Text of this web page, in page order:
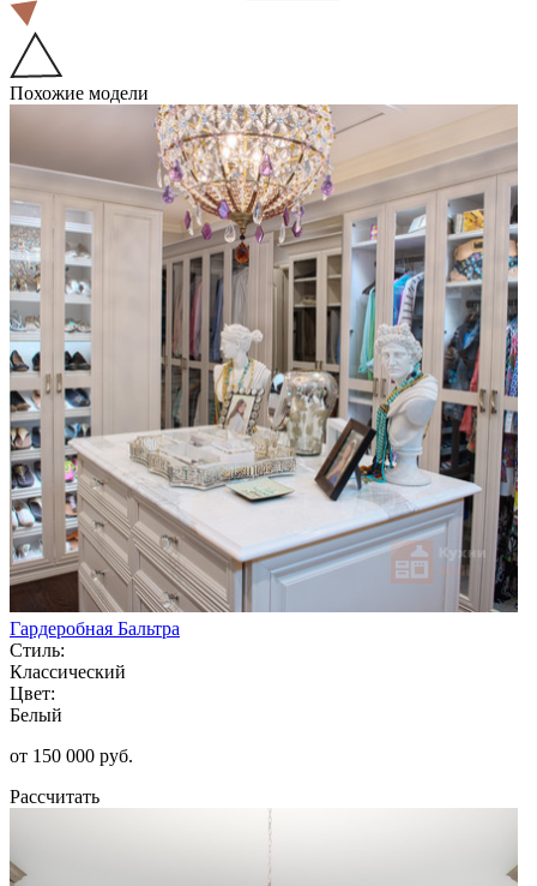
Похожие модели
Гардеробная Бальтра
Стиль:
Классический
Цвет:
Белый
от 150 000 руб.
Рассчитать